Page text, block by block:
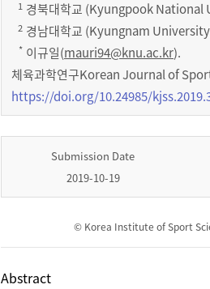
1 경북대학교 (Kyungpook National
2 경남대학교 (Kyungnam
* 이규일(mauri94@knu.ac.kr).
체육과학연구Korean Journal of
https://doi.org/10.24985/
Submission Date
2019-10-19
© Korea Institute of Sport
Abstract